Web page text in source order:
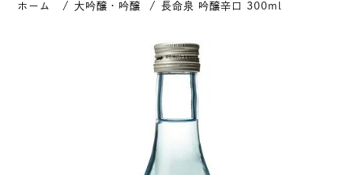
大吟醸・吟醸 長命泉 吟醸辛口 300ml